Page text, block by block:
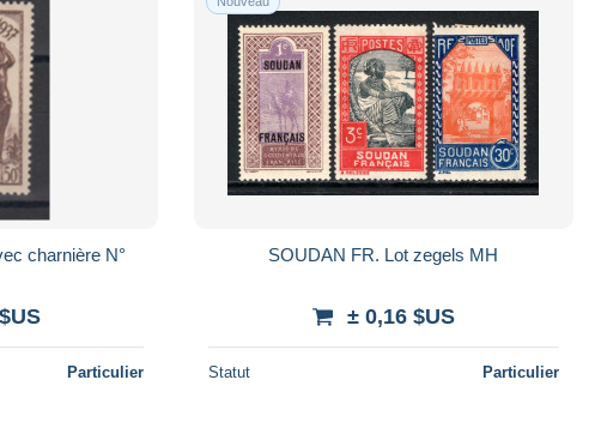
charnière N°
Particulier
SOUDAN FR. Lot zegels MH
± 0,16 $US
Statut Particulier